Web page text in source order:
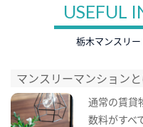
USEFUL
栃木マンスリ
マンスリーマンションと
通常の賃貸
数料がすべ